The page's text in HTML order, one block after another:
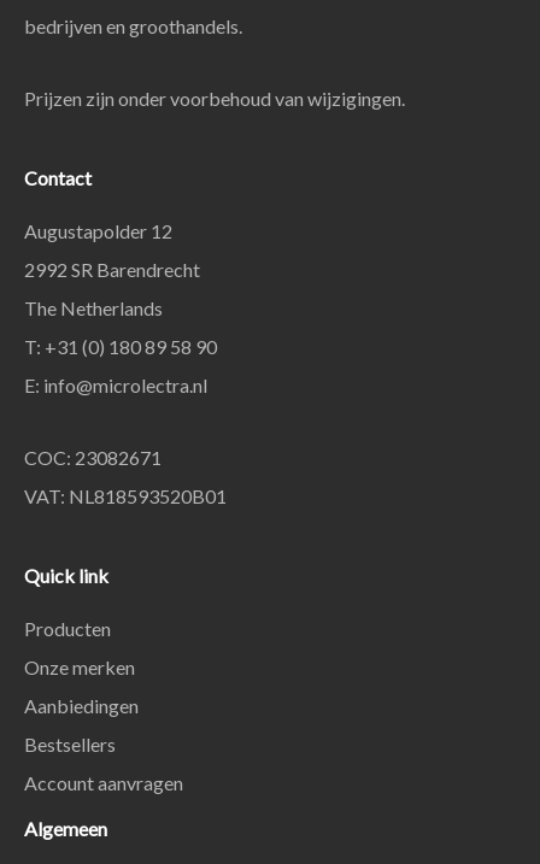
bedrijven en groothandels.
Prijzen zijn onder voorbehoud van wijzigingen.
Contact
Augustapolder 12
2992 SR Barendrecht
The Netherlands
T: +31 (0) 180 89 58 90
E: info@microlectra.nl
COC: 23082671
VAT: NL818593520B01
Quick link
Producten
Onze merken
Aanbiedingen
Bestsellers
Account aanvragen
Algemeen